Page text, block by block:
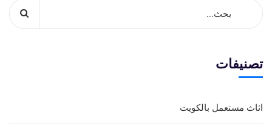
تصنيفات
اثاث مستعمل بالكويت